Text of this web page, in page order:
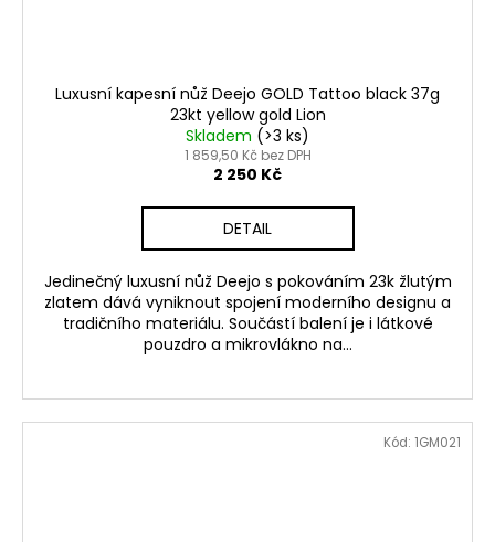
Luxusní kapesní nůž Deejo GOLD Tattoo black 37g
23kt yellow gold Lion
Skladem (>3 ks)
1 859,50 Kč bez DPH
2 250 Kč
DETAIL
Jedinečný luxusní nůž Deejo s pokováním 23k žlutým
zlatem dává vyniknout spojení moderního designu a
tradičního materiálu. Součástí balení je i látkové
pouzdro a mikrovlákno na...
Kód: 1GM021